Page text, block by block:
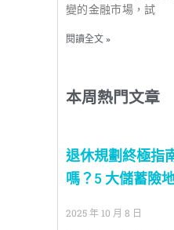
變的金融市場，試
閱讀全文 »
本周熱門文章
退休規劃終極指
嗎？5 大儲蓄險
2025 年 10 月 8 日